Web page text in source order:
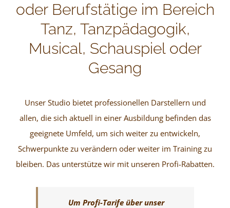
oder Berufstätige im Bereich
Tanz, Tanzpädagogik,
Musical, Schauspiel oder
Gesang
Unser Studio bietet professionellen Darstellern und
allen, die sich aktuell in einer Ausbildung befinden das
geeignete Umfeld, um sich weiter zu entwickeln,
Schwerpunkte zu verändern oder weiter im Training zu
bleiben. Das unterstütze wir mit unseren Profi-Rabatten.
Um Profi-Tarife über unser